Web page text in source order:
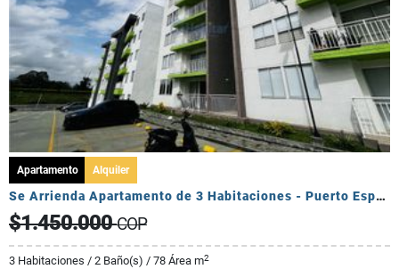
Apartamento Alquiler
Se Arrienda Apartamento de 3 Habitaciones - Puerto Espejo
$1.450.000COP
3 Habitaciones / 2 Baño(s) / 78 Área m2